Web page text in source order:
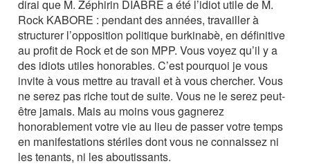
dirai que M. Zéphirin DIABRE a été l’idiot utile de M.
Rock KABORE : pendant des années, travailler à
structurer l’opposition politique burkinabè, en définitive
au profit de Rock et de son MPP. Vous voyez qu’il y a
des idiots utiles honorables. C’est pourquoi je vous
invite à vous mettre au travail et à vous chercher. Vous
ne serez pas riche tout de suite. Vous ne le serez peut-
être jamais. Mais au moins vous gagnerez
honorablement votre vie au lieu de passer votre temps
en manifestations stériles dont vous ne connaissez ni
les tenants, ni les aboutissants.